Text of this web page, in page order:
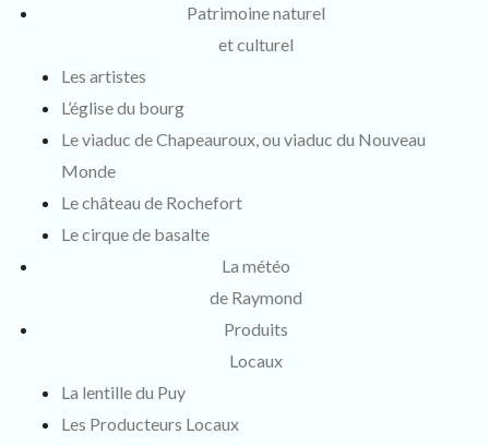
Patrimoine naturel
et culturel
Les artistes
L’église du bourg
Le viaduc de Chapeauroux, ou viaduc du Nouveau
Monde
Le château de Rochefort
Le cirque de basalte
La météo
de Raymond
Produits
Locaux
La lentille du Puy
Les Producteurs Locaux